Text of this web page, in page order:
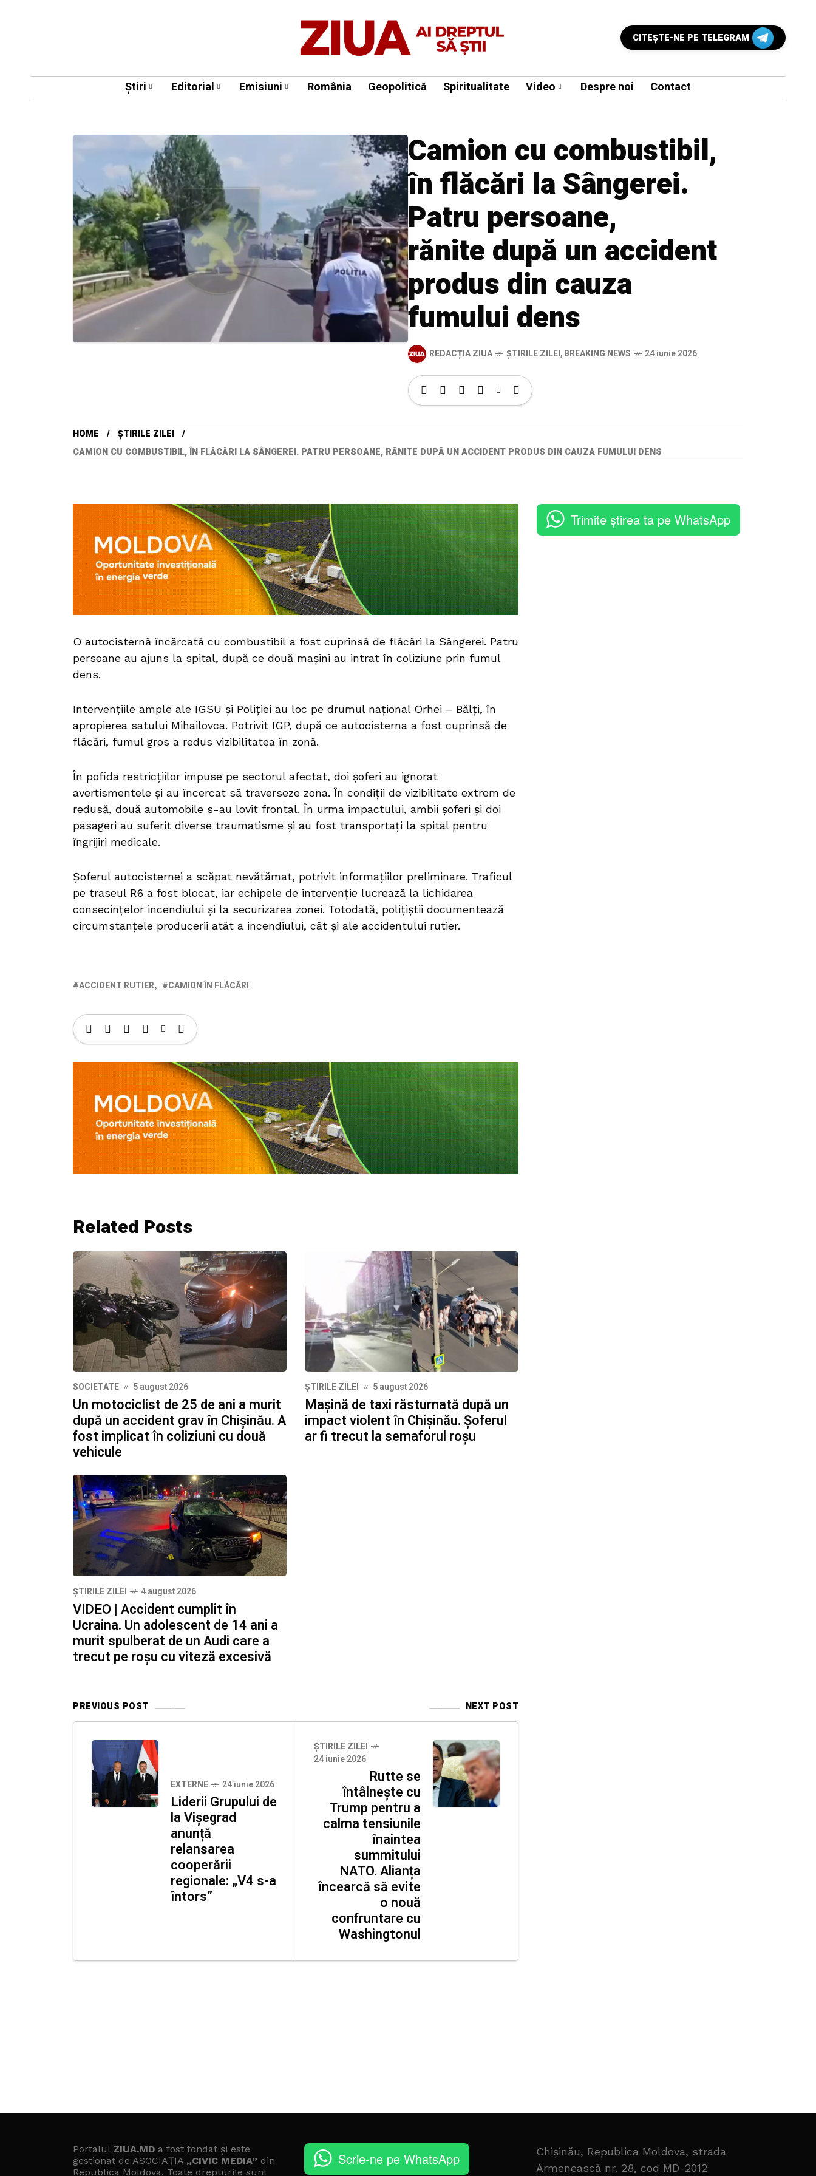
CITEŞTE-NE PE TELEGRAM
Știri Editorial Emisiuni România Geopolitică Spiritualitate Video Despre noi Contact
Camion cu combustibil,
în flăcări la Sângerei.
Patru persoane,
rănite după un accident
produs din cauza
fumului dens
REDACȚIA ZIUA ȘTIRILE ZILEI,BREAKING NEWS 24 iunie 2026
HOME
ȘTIRILE ZILEI
CAMION CU COMBUSTIBIL, ÎN FLĂCĂRI LA SÂNGEREI. PATRU PERSOANE, RĂNITE DUPĂ UN ACCIDENT PRODUS DIN CAUZA FUMULUI DENS
O autocisternă încărcată cu combustibil a fost cuprinsă de flăcări la Sângerei. Patru
persoane au ajuns la spital, după ce două mașini au intrat în coliziune prin fumul
dens.
Intervențiile ample ale IGSU și Poliției au loc pe drumul național Orhei – Bălți, în
apropierea satului Mihailovca. Potrivit IGP, după ce autocisterna a fost cuprinsă de
flăcări, fumul gros a redus vizibilitatea în zonă.
În pofida restricțiilor impuse pe sectorul afectat, doi șoferi au ignorat
avertismentele și au încercat să traverseze zona. În condiții de vizibilitate extrem de
redusă, două automobile s-au lovit frontal. În urma impactului, ambii șoferi și doi
pasageri au suferit diverse traumatisme și au fost transportați la spital pentru
îngrijiri medicale.
Șoferul autocisternei a scăpat nevătămat, potrivit informațiilor preliminare. Traficul
pe traseul R6 a fost blocat, iar echipele de intervenție lucrează la lichidarea
consecințelor incendiului și la securizarea zonei. Totodată, polițiștii documentează
circumstanțele producerii atât a incendiului, cât și ale accidentului rutier.
ACCIDENT RUTIER CAMION ÎN FLĂCĂRI
Related Posts
SOCIETATE 5 august 2026
Un motociclist de 25 de ani a murit
după un accident grav în Chișinău. A
fost implicat în coliziuni cu două
vehicule
ȘTIRILE ZILEI 5 august 2026
Mașină de taxi răsturnată după un
impact violent în Chișinău. Șoferul
ar fi trecut la semaforul roșu
ȘTIRILE ZILEI 4 august 2026
VIDEO | Accident cumplit în
Ucraina. Un adolescent de 14 ani a
murit spulberat de un Audi care a
trecut pe roșu cu viteză excesivă
PREVIOUS POST NEXT POST
EXTERNE 24 iunie 2026
Liderii Grupului de
la Vișegrad
anunță
relansarea
cooperării
regionale: „V4 s-a
întors”
ȘTIRILE ZILEI
24 iunie 2026
Rutte se
întâlnește cu
Trump pentru a
calma tensiunile
înaintea
summitului
NATO. Alianța
încearcă să evite
o nouă
confruntare cu
Washingtonul
Trimite știrea ta pe WhatsApp
Portalul ZIUA.MD a fost fondat și este
gestionat de ASOCIAȚIA „CIVIC MEDIA” din
Republica Moldova. Toate drepturile sunt
Scrie-ne pe WhatsApp
Chișinău, Republica Moldova, strada
Armenească nr. 28, cod MD-2012